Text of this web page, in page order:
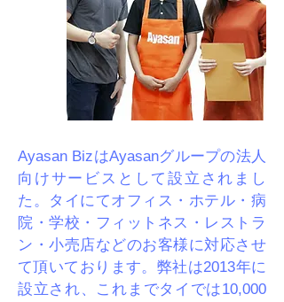
Ayasan BizはAyasanグループの法人
向けサービスとして設立されまし
た。タイにてオフィス・ホテル・病
院・学校・フィットネス・レストラ
ン・小売店などのお客様に対応させ
て頂いております。弊社は2013年に
設立され、これまでタイでは10,000